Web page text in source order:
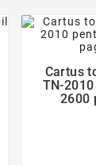
Cartus
TN-
2600